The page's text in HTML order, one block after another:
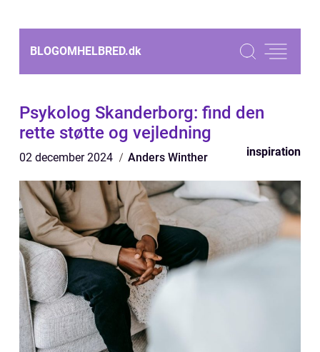
BLOGOMHELBRED.dk
Psykolog Skanderborg: find den
rette støtte og vejledning
02 december 2024 Anders Winther inspiration